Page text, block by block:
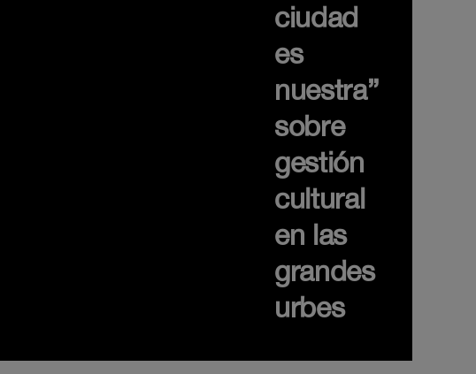
ciudad
es
nuestra”
sobre
gestión
cultural
en las
grandes
urbes